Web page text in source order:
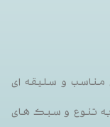
مناسب و سلیقه ای
به تنوع و سبک های